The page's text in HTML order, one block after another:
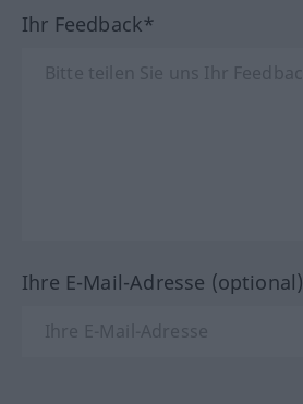
Ihr Feedback*
Ihre E-Mail-Adresse (optional)